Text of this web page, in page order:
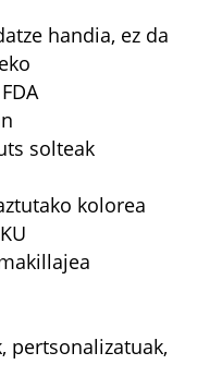
handia, ez da
solteak
kolorea
pertsonalizatuak,